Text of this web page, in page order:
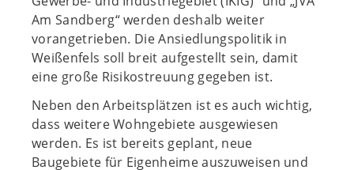
Am Sandberg“ werden deshalb weiter
vorangetrieben. Die Ansiedlungspolitik in
Weißenfels soll breit aufgestellt sein, damit
eine große Risikostreuung gegeben ist.
Neben den Arbeitsplätzen ist es auch wichtig,
dass weitere Wohngebiete ausgewiesen
werden. Es ist bereits geplant, neue
Baugebiete für Eigenheime auszuweisen und